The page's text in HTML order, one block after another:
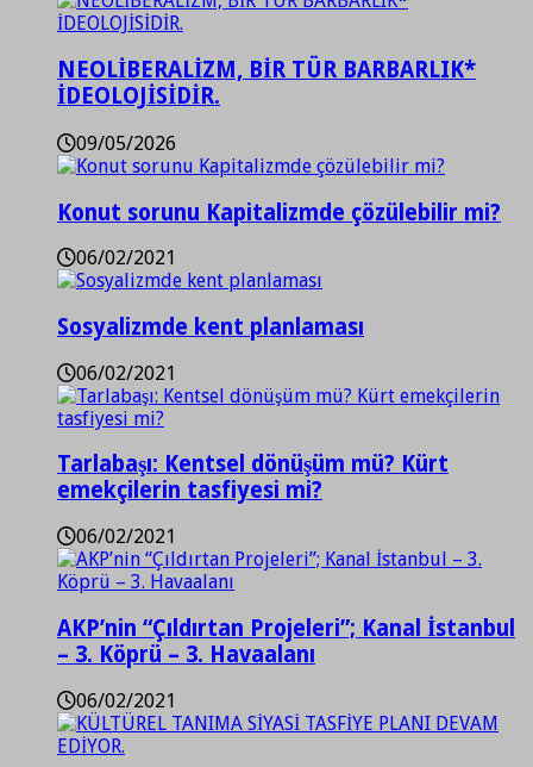
NEOLİBERALİZM, BİR TÜR BARBARLIK*
İDEOLOJİSİDİR.
09/05/2026
Konut sorunu Kapitalizmde çözülebilir mi?
06/02/2021
Sosyalizmde kent planlaması
06/02/2021
Tarlabaşı: Kentsel dönüşüm mü? Kürt
emekçilerin tasfiyesi mi?
06/02/2021
AKP’nin “Çıldırtan Projeleri”; Kanal İstanbul
– 3. Köprü – 3. Havaalanı
06/02/2021